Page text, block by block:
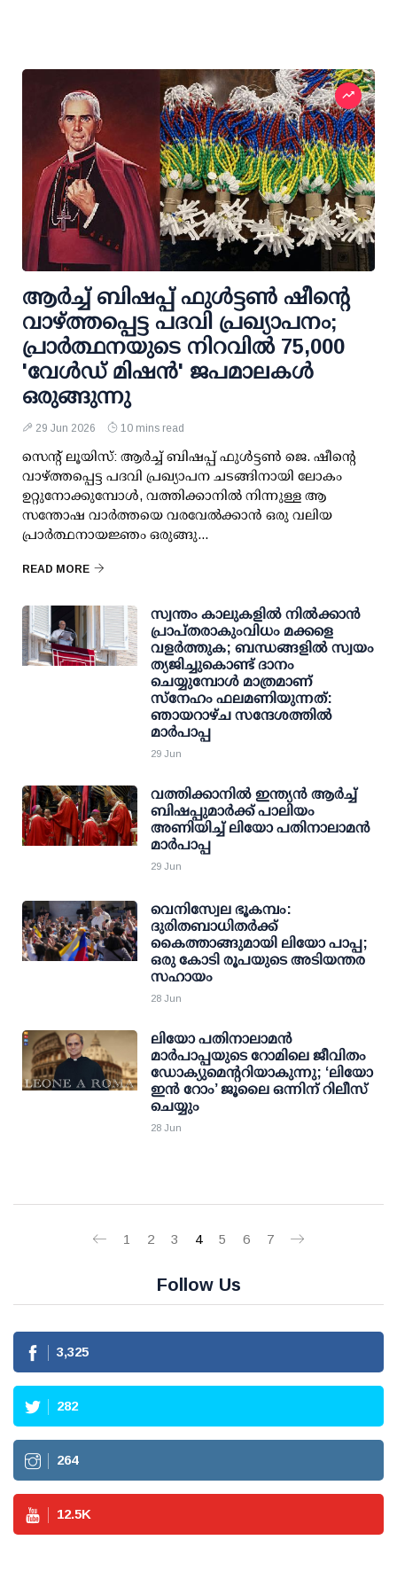
ആർച്ച് ബിഷപ്പ് ഫുൾട്ടൺ ഷീന്റെ
വാഴ്ത്തപ്പെട്ട പദവി പ്രഖ്യാപനം;
പ്രാർത്ഥനയുടെ നിറവിൽ 75,000
'വേൾഡ് മിഷൻ' ജപമാലകൾ
ഒരുങ്ങുന്നു
29 Jun 2026 10 mins read
സെന്റ് ലൂയിസ്: ആർച്ച് ബിഷപ്പ് ഫുൾട്ടൺ ജെ. ഷീന്റെ
വാഴ്ത്തപ്പെട്ട പദവി പ്രഖ്യാപന ചടങ്ങിനായി ലോകം
ഉറ്റുനോക്കുമ്പോൾ, വത്തിക്കാനിൽ നിന്നുള്ള ആ
സന്തോഷ വാർത്തയെ വരവേൽക്കാൻ ഒരു വലിയ
പ്രാർത്ഥനായജ്ഞം ഒരുങ്ങു...
READ MORE
സ്വന്തം കാലുകളിൽ നിൽക്കാൻ
പ്രാപ്തരാകുംവിധം മക്കളെ
വളർത്തുക; ബന്ധങ്ങളിൽ സ്വയം
ത്യജിച്ചുകൊണ്ട് ദാനം
ചെയ്യുമ്പോൾ മാത്രമാണ്
സ്നേഹം ഫലമണിയുന്നത്:
ഞായറാഴ്ച സന്ദേശത്തിൽ
മാർപാപ്പ
29 Jun
വത്തിക്കാനിൽ ഇന്ത്യൻ ആർച്ച്
ബിഷപ്പുമാർക്ക് പാലിയം
അണിയിച്ച് ലിയോ പതിനാലാമൻ
മാർപാപ്പ
29 Jun
വെനിസ്വേല ഭൂകമ്പം:
ദുരിതബാധിതർക്ക്
കൈത്താങ്ങുമായി ലിയോ പാപ്പ;
ഒരു കോടി രൂപയുടെ അടിയന്തര
സഹായം
28 Jun
ലിയോ പതിനാലാമൻ
മാർപാപ്പയുടെ റോമിലെ ജീവിതം
ഡോക്യുമെന്ററിയാകുന്നു; ‘ലിയോ
ഇൻ റോം’ ജൂലൈ ഒന്നിന് റിലീസ്
ചെയ്യും
28 Jun
1 2 3 4 5 6 7
Follow Us
3,715
316
296
14.1K